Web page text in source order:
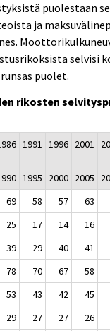
puolestaan
ja
selvisi
puolet.
rikosten
1991
-
1995
1996
-
2000
2001
-
2005
-
69 58 57 63
25 17 14 16
39 29 40 41
78 70 67 58
53 43 42 45
29 27 27 26